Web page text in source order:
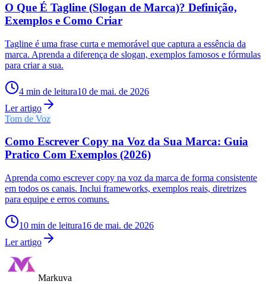
O Que É Tagline (Slogan de Marca)? Definição,
Exemplos e Como Criar
Tagline é uma frase curta e memorável que captura a essência da
marca. Aprenda a diferença de slogan, exemplos famosos e fórmulas
para criar a sua.
4 min de leitura10 de mai. de 2026
Ler artigo
Tom de Voz
Como Escrever Copy na Voz da Sua Marca: Guia
Pratico Com Exemplos (2026)
Aprenda como escrever copy na voz da marca de forma consistente
em todos os canais. Inclui frameworks, exemplos reais, diretrizes
para equipe e erros comuns.
10 min de leitura16 de mai. de 2026
Ler artigo
Markuva